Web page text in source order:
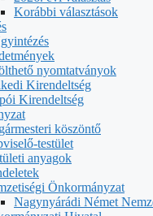
Korábbi választások
nyomtatványok
Kirendeltség
Kirendeltség
köszöntő
testület
anyagok
Önkormányzat
Nagynyárádi Német